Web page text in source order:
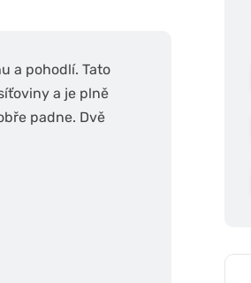
a pohodlí. Tato
a je plně
padne. Dvě